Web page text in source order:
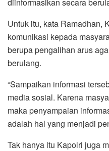
Untuk itu, kata Ramadhan,
komunikasi kepada
berupa pengalihan arus
berulang.
“Sampaikan informasi
media sosial. Karena
maka penyampaian
adalah hal yang menjadi
Tak hanya itu Kapolri juga